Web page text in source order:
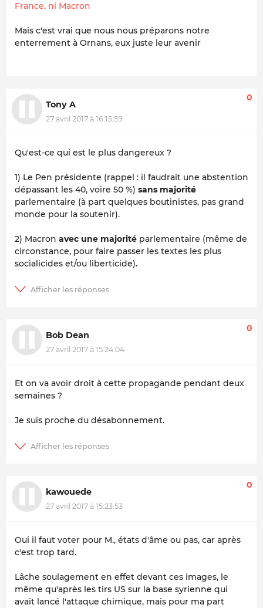
France, ni Macron
Mais c'est vrai que nous nous préparons notre
enterrement à Ornans, eux juste leur avenir
Tony A
27 avril 2017 à 16:15:59
0
Qu'est-ce qui est le plus dangereux ?
1) Le Pen présidente (rappel : il faudrait une abstention
dépassant les 40, voire 50 %) sans majorité
parlementaire (à part quelques boutinistes, pas grand
monde pour la soutenir).
2) Macron avec une majorité parlementaire (même de
circonstance, pour faire passer les textes les plus
socialicides et/ou liberticide).
Bob Dean
27 avril 2017 à 15:24:04
0
Et on va avoir droit à cette propagande pendant deux
semaines ?
Je suis proche du désabonnement.
kawouede
27 avril 2017 à 15:23:53
0
Oui il faut voter pour M., états d'âme ou pas, car après
c'est trop tard.
Lâche soulagement en effet devant ces images, le
même qu'après les tirs US sur la base syrienne qui
avait lancé l'attaque chimique, mais pour ma part